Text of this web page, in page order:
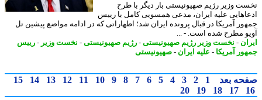
وزیر رژیم صهیونیستی بار دیگر با طرح
علیه ایران، مدعی همسویی کامل با رییس
آمریکا در قبال پرونده ایران شد؛ اظهاراتی که در ادامه مواضع پیشین تل
مطرح شده است. - ...
- نخست وزیر رژیم صهیونیستی-رژیم صهیونیستی-نخست وزیر - رییس
آمریکا- علیه ایران - صهیونیستی
بعد 1
2
3
4
5
6
7
8
9
10
11
12
13
14
15
17
18
19
20